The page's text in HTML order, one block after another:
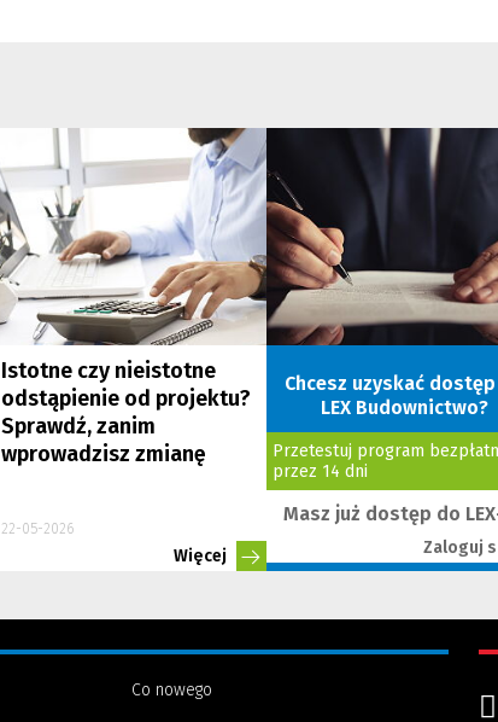
Istotne czy nieistotne
odstąpienie od projektu?
Sprawdź, zanim
wprowadzisz zmianę
22-05-2026
Więcej
Chcesz uzyskać
LEX Budownictwo?
Przetestuj program
przez 14 dni
Masz już dostęp do
Zaloguj
Co nowego